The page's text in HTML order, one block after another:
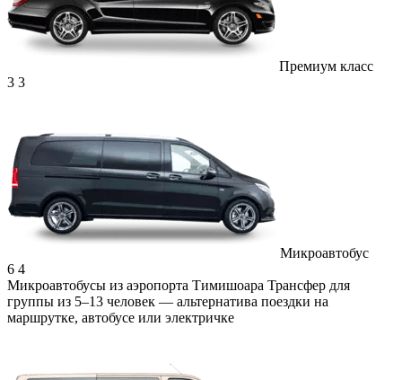
Премиум класс
3 3
Микроавтобус
6 4
Микроавтобусы из аэропорта Тимишоара Трансфер для
группы из 5–13 человек — альтернатива поездки на
маршрутке, автобусе или электричке